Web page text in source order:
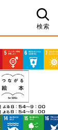
検索